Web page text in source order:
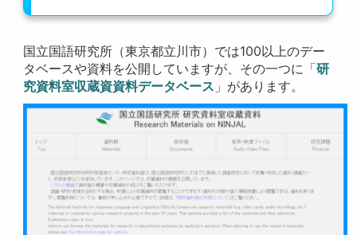
国立国語研究所（東京都立川市）では100以上のデー
タベースや資料を公開していますが、その一つに「研
究資料室収蔵資資料データベース 」があります。